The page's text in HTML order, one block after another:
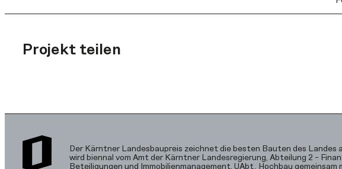
Projekt teilen
Der Kärntner Landesbaupreis zeichnet die besten Bauten des Landes
wird biennal vom Amt der Kärntner Landesregierung, Abteilung 2 -
Beteiligungen und Immobilienmanagement, UAbt. Hochbau gemeinsam